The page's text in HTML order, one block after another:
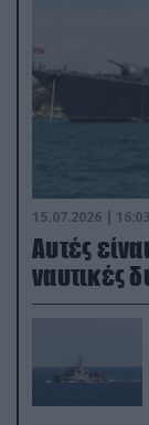
15.07.2026 | 16:03
Aυτές
ναυτικές